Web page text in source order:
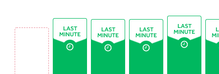
the
calendar
select
the
calendar
LAST
MINUTE
LAST
MINUTE
LAST
MINUTE
LAST
MINUTE